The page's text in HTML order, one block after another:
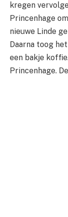
kregen
Princenhage
nieuwe Linde
Daarna toog
een bakje
Princenhage.